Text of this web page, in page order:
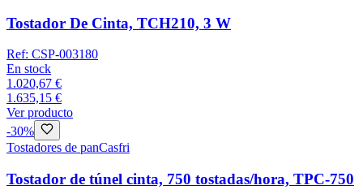
Tostador De Cinta, TCH210, 3 W
Ref: CSP-003180
En stock
1.020,67 €
1.635,15 €
Ver producto
-30%
Tostadores de panCasfri
Tostador de túnel cinta, 750 tostadas/hora, TPC-750